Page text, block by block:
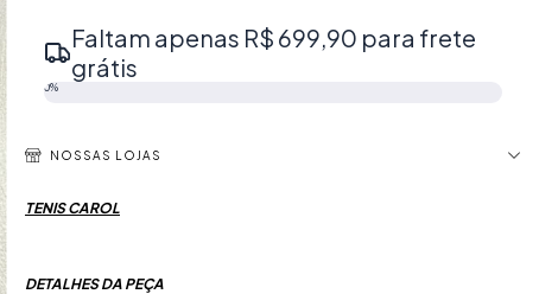
Faltam apenas R$ 699,90 para frete
grátis
0%
NOSSAS LOJAS
TENIS CAROL
DETALHES DA PEÇA